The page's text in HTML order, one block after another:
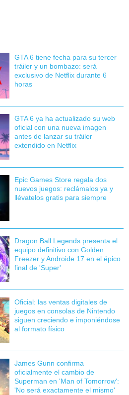
GTA 6 tiene fecha para su tercer
tráiler y un bombazo: será
exclusivo de Netflix durante 6
horas
GTA 6 ya ha actualizado su web
oficial con una nueva imagen
antes de lanzar su tráiler
extendido en Netflix
Epic Games Store regala dos
nuevos juegos: reclámalos ya y
llévatelos gratis para siempre
Dragon Ball Legends presenta el
equipo definitivo con Golden
Freezer y Androide 17 en el épico
final de 'Super'
Oficial: las ventas digitales de
juegos en consolas de Nintendo
siguen creciendo e imponiéndose
al formato físico
James Gunn confirma
oficialmente el cambio de
Superman en 'Man of Tomorrow':
'No será exactamente el mismo'